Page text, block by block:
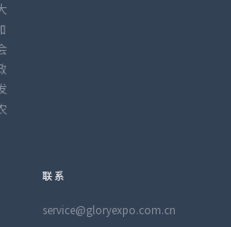
联系
service@gloryexpo.com.cn